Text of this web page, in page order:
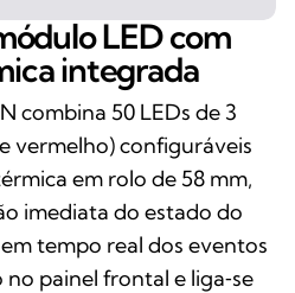
LED com
integrada
combina 50 LEDs de 3
vermelho) configuráveis
em rolo de 58 mm,
imediata do estado do
tempo real dos eventos
painel frontal e liga‑se